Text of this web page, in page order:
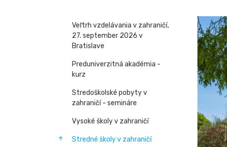
Veľtrh vzdelávania v zahraničí,
27. september 2026 v
Bratislave
Preduniverzitná akadémia -
kurz
Stredoškolské pobyty v
zahraničí - semináre
Vysoké školy v zahraničí
Stredné školy v zahraničí